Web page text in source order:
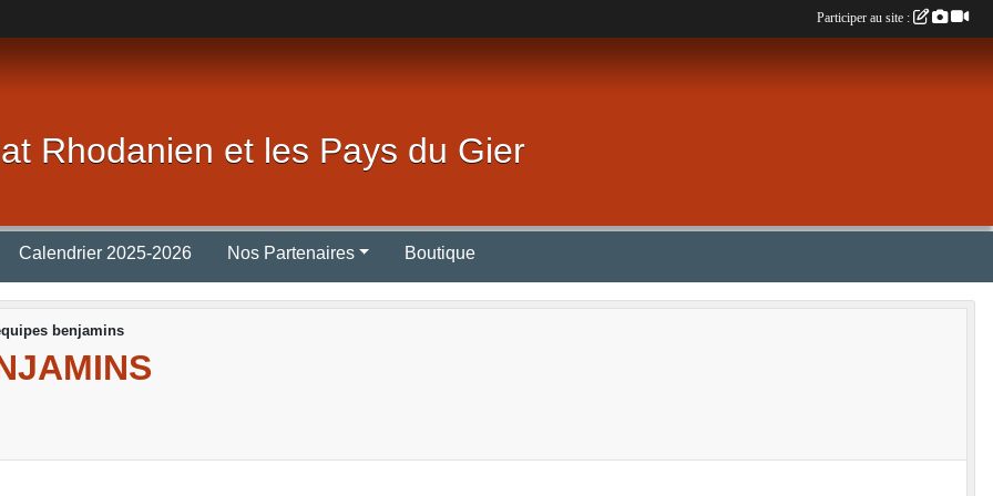
Rhodanien et les Pays du Gier
Calendrier 2025-2026 Nos Partenaires Boutique
benjamins
Participer au site :